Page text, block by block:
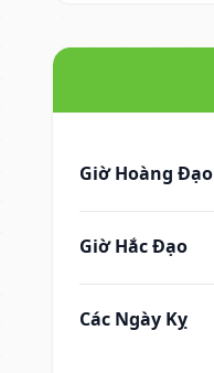
Giờ Hoàng Đạo
Giờ Hắc Đạo
Các Ngày Kỵ